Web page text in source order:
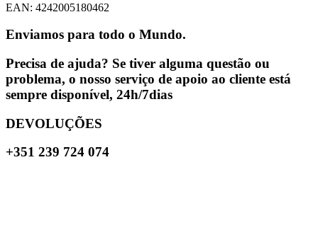
EAN: 4242005180462
Enviamos para todo o Mundo.
Precisa de ajuda? Se tiver alguma questão ou
problema, o nosso serviço de apoio ao cliente está
sempre disponível, 24h/7dias
DEVOLUÇÕES
+351 239 724 074